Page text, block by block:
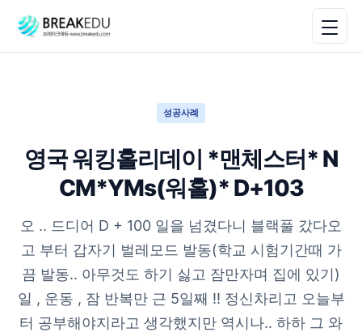
성공사례
영국 워킹홀리데이 *맨체스터* N
CM*YMs(워홀)* D+103
오 .. 드디어 D + 100 일을 넘겼다니 블랙풀 갔다오
고 부터 갑자기 벌레모드 발동(학교 시험기간때 가
끔 발동.. 아무것도 하기 싫고 잠만자며 집에 있기)
일 , 운동 , 잠 반복만 근 5일째 !! 정신차리고 오늘부
터 공부해야지라고 생각했지만 역시나.. 하하 그 와